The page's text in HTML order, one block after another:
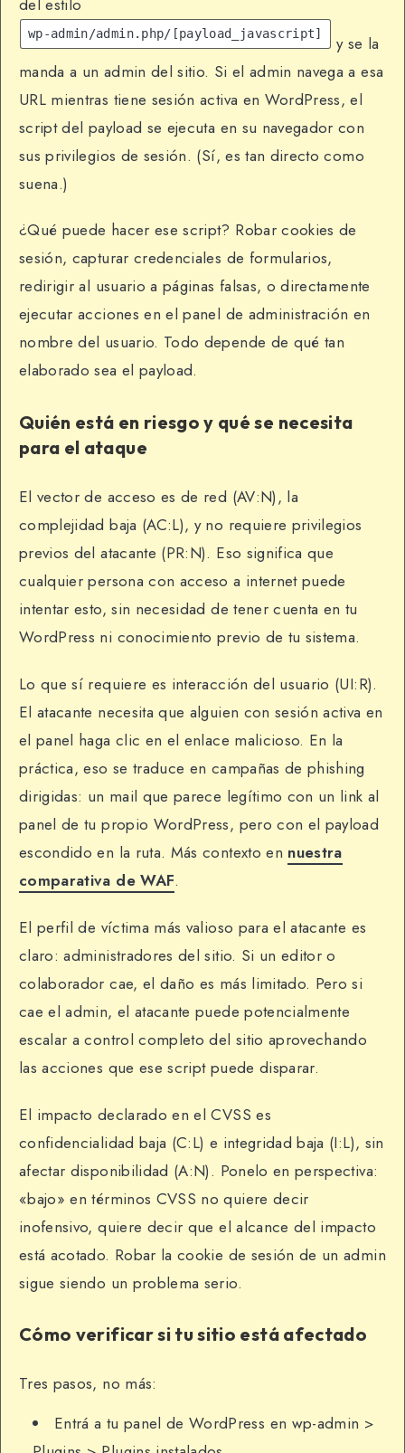
wp-admin/admin.php/[payload_javascript]
y se la
manda a un admin del sitio. Si el admin navega a esa
URL mientras tiene sesión activa en WordPress, el
script del payload se ejecuta en su navegador con
sus privilegios de sesión. (Sí, es tan directo como
suena.)
¿Qué puede hacer ese script? Robar cookies de
sesión, capturar credenciales de formularios,
redirigir al usuario a páginas falsas, o directamente
ejecutar acciones en el panel de administración en
nombre del usuario. Todo depende de qué tan
elaborado sea el payload.
Quién está en riesgo y qué se necesita
para el ataque
El vector de acceso es de red (AV:N), la
complejidad baja (AC:L), y no requiere privilegios
previos del atacante (PR:N). Eso significa que
cualquier persona con acceso a internet puede
intentar esto, sin necesidad de tener cuenta en tu
WordPress ni conocimiento previo de tu sistema.
Lo que sí requiere es interacción del usuario (UI:R).
El atacante necesita que alguien con sesión activa en
el panel haga clic en el enlace malicioso. En la
práctica, eso se traduce en campañas de phishing
dirigidas: un mail que parece legítimo con un link al
panel de tu propio WordPress, pero con el payload
escondido en la ruta. Más contexto en nuestra
comparativa de WAF.
El perfil de víctima más valioso para el atacante es
claro: administradores del sitio. Si un editor o
colaborador cae, el daño es más limitado. Pero si
cae el admin, el atacante puede potencialmente
escalar a control completo del sitio aprovechando
las acciones que ese script puede disparar.
El impacto declarado en el CVSS es
confidencialidad baja (C:L) e integridad baja (I:L), sin
afectar disponibilidad (A:N). Ponelo en perspectiva:
«bajo» en términos CVSS no quiere decir
inofensivo, quiere decir que el alcance del impacto
está acotado. Robar la cookie de sesión de un admin
sigue siendo un problema serio.
Cómo verificar si tu sitio está afectado
Tres pasos, no más:
Entrá a tu panel de WordPress en wp-admin >